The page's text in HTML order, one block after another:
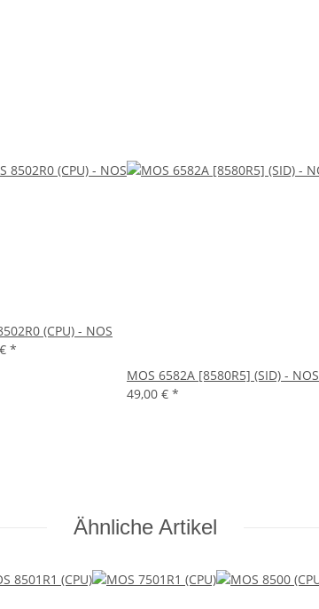
(CPU) - NOS
*
MOS 6582A [8580R5] (SID) - NOS
49,00 € *
Ähnliche Artikel